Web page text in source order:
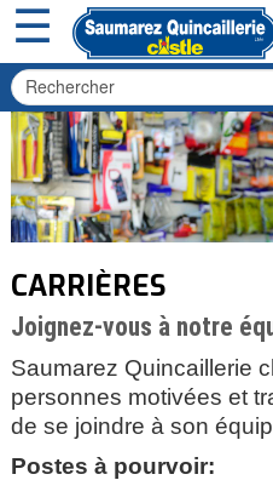
☰
CARRIÈRES
Joignez-vous à notre
Saumarez Quincaillerie
personnes motivées et
de se joindre à son
Postes à pourvoir: